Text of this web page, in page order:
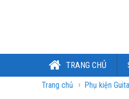
TRANG CHỦ
Trang chủ › Phụ kiện